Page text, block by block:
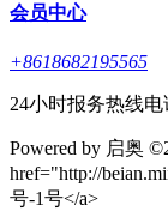
会员中心
+8618682195565
24小时报务热线电
Powered by 启奥
href="http://
号-1号</a>